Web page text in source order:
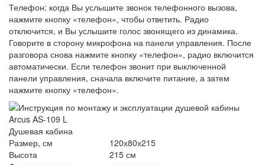
Телефон: когда Вы услышите звонок телефонного вызова,
нажмите кнопку «телефон», чтобы ответить. Радио
отключится, и Вы услышите голос звонящего из динамика.
Говорите в сторону микрофона на панели управления. После
разговора снова нажмите кнопку «телефон», радио включится
автоматически. Если телефон звонит при выключенной
панели управления, сначала включите питание, а затем
нажмите кнопку «телефон».
Душевая кабина
Размер, см
120х80х215
Высота
215 см